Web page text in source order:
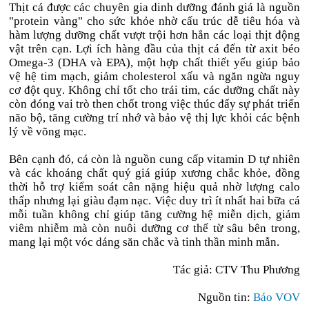
Thịt cá được các chuyên gia dinh dưỡng đánh giá là nguồn
"protein vàng" cho sức khỏe nhờ cấu trúc dễ tiêu hóa và
hàm lượng dưỡng chất vượt trội hơn hẳn các loại thịt động
vật trên cạn. Lợi ích hàng đầu của thịt cá đến từ axit béo
Omega-3 (DHA và EPA), một hợp chất thiết yếu giúp bảo
vệ hệ tim mạch, giảm cholesterol xấu và ngăn ngừa nguy
cơ đột quỵ. Không chỉ tốt cho trái tim, các dưỡng chất này
còn đóng vai trò then chốt trong việc thúc đẩy sự phát triển
não bộ, tăng cường trí nhớ và bảo vệ thị lực khỏi các bệnh
lý về võng mạc.
Bên cạnh đó, cá còn là nguồn cung cấp vitamin D tự nhiên
và các khoáng chất quý giá giúp xương chắc khỏe, đồng
thời hỗ trợ kiểm soát cân nặng hiệu quả nhờ lượng calo
thấp nhưng lại giàu đạm nạc. Việc duy trì ít nhất hai bữa cá
mỗi tuần không chỉ giúp tăng cường hệ miễn dịch, giảm
viêm nhiễm mà còn nuôi dưỡng cơ thể từ sâu bên trong,
mang lại một vóc dáng săn chắc và tinh thần minh mẫn.
Tác giả: CTV Thu Phương
Nguồn tin: Báo VOV